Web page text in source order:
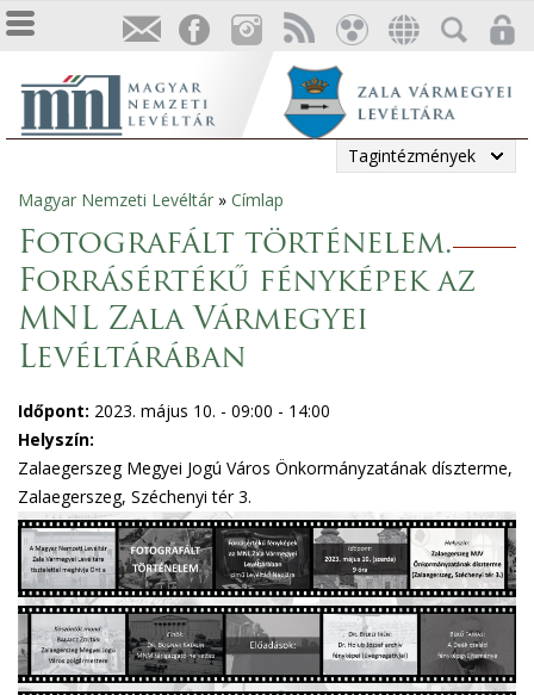
Tagintézmények
Jelenlegi
hely
Magyar Nemzeti Levéltár » Címlap
Fotografált történelem.
Forrásértékű fényképek az
MNL Zala Vármegyei
Levéltárában
Időpont: 2023. május 10. - 09:00 - 14:00
Helyszín:
Zalaegerszeg Megyei Jogú Város Önkormányzatának díszterme,
Zalaegerszeg, Széchenyi tér 3.